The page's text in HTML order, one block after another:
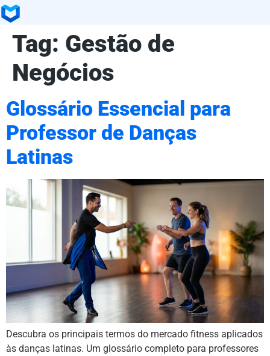
Tag: Gestão de
Negócios
Glossário Essencial para
Professor de Danças
Latinas
Descubra os principais termos do mercado fitness aplicados
às danças latinas. Um glossário completo para professores